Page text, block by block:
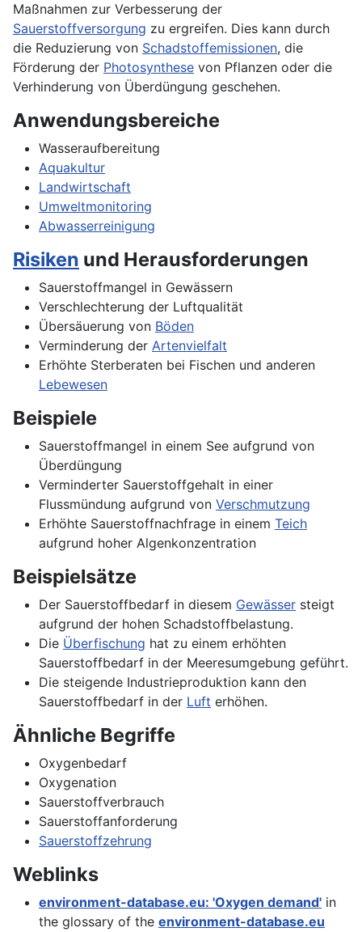
Maßnahmen zur Verbesserung der
Sauerstoffversorgung zu ergreifen. Dies kann durch
die Reduzierung von Schadstoffemissionen, die
Förderung der Photosynthese von Pflanzen oder die
Verhinderung von Überdüngung geschehen.
Anwendungsbereiche
Wasseraufbereitung
Aquakultur
Landwirtschaft
Umweltmonitoring
Abwasserreinigung
Risiken und Herausforderungen
Sauerstoffmangel in Gewässern
Verschlechterung der Luftqualität
Übersäuerung von Böden
Verminderung der Artenvielfalt
Erhöhte Sterberaten bei Fischen und anderen
Lebewesen
Beispiele
Sauerstoffmangel in einem See aufgrund von
Überdüngung
Verminderter Sauerstoffgehalt in einer
Flussmündung aufgrund von Verschmutzung
Erhöhte Sauerstoffnachfrage in einem Teich
aufgrund hoher Algenkonzentration
Beispielsätze
Der Sauerstoffbedarf in diesem Gewässer steigt
aufgrund der hohen Schadstoffbelastung.
Die Überfischung hat zu einem erhöhten
Sauerstoffbedarf in der Meeresumgebung geführt.
Die steigende Industrieproduktion kann den
Sauerstoffbedarf in der Luft erhöhen.
Ähnliche Begriffe
Oxygenbedarf
Oxygenation
Sauerstoffverbrauch
Sauerstoffanforderung
Sauerstoffzehrung
Weblinks
environment-database.eu: 'Oxygen demand' in
the glossary of the environment-database.eu